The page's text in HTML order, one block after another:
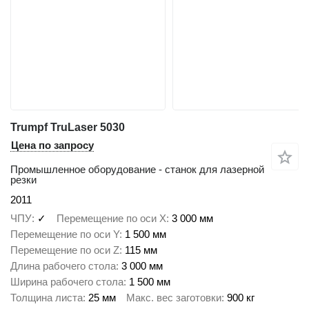
Trumpf TruLaser 5030
Цена по запросу
Промышленное оборудование - станок для лазерной
резки
2011
ЧПУ ✓ Перемещение по оси X 3 000 мм
Перемещение по оси Y 1 500 мм
Перемещение по оси Z 115 мм
Длина рабочего стола 3 000 мм
Ширина рабочего стола 1 500 мм
Толщина листа 25 мм Макс. вес заготовки 900 кг